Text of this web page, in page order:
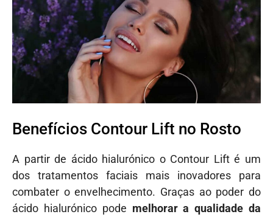
Benefícios Contour Lift no Rosto
A partir de ácido hialurónico o Contour Lift é um
dos tratamentos faciais mais inovadores para
combater o envelhecimento. Graças ao poder do
ácido hialurónico pode melhorar a qualidade da